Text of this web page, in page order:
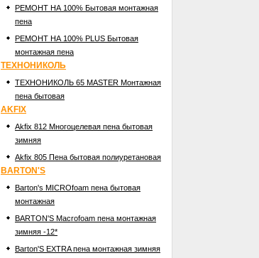
РЕМОНТ НА 100% Бытовая монтажная
пена
РЕМОНТ НА 100% PLUS Бытовая
монтажная пена
ТЕХНОНИКОЛЬ
ТЕХНОНИКОЛЬ 65 MASTER Монтажная
пена бытовая
AKFIX
Akfix 812 Многоцелевая пена бытовая
зимняя
Akfix 805 Пена бытовая полиуретановая
BARTON'S
Barton's MICROfoam пена бытовая
монтажная
BARTON'S Macrofoam пена монтажная
зимняя -12*
Barton'S EXTRA пена монтажная зимняя